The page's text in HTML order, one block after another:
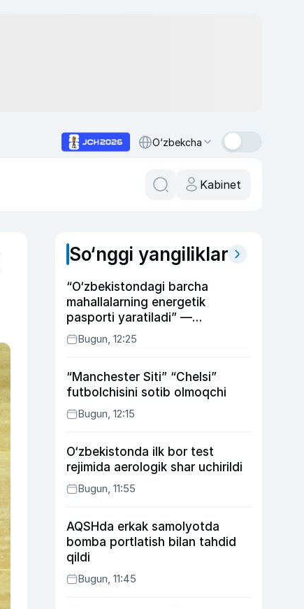
O‘zbekcha
Kabinet
So‘nggi yangiliklar
“O‘zbekistondagi barcha
mahallalarning energetik
pasporti yaratiladi” —
Energetika vaziri
Bugun, 12:25
“Manchester Siti” “Chelsi”
futbolchisini sotib olmoqchi
Bugun, 12:15
O‘zbekistonda ilk bor test
rejimida aerologik shar uchirildi
Bugun, 11:55
AQSHda erkak samolyotda
bomba portlatish bilan tahdid
qildi
Bugun, 11:45